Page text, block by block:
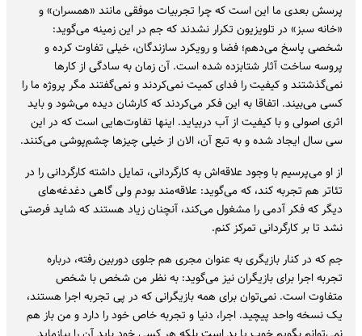
پرسش بعدی ما این است که چرا تجربیات موفقی مانند «همسران» و
«خانه سبز» در تلویزیون تکرار نشدند که جم در این زمینه می‌گوید:
شخصی پاسخ می‌دهم؛ فضا و رویکرد سازندگان، خیلی تفاوت کرده و
پروسه ساخت آثار شتابزده شده است. آن زمان به سادگی از کارها
نمی‌گذشتند و کیفیت را فدای کمیت نمی‌کردند و نمی‌گفتند مگر پروژه ما را
کسی می‌بیند. اتفاقا به این فکر می‌کردند که کارشان دیده می‌شود و باید
اثری اصولی و با کیفیت از آب دربیاید. اینها تفاوت‌هایی است که در این
سی سال ایجاد شده و به تبع آن، الان از خیلی چیزها چشم‌پوشی می‌کنند.
از او می‌پرسیم با وجود علاقه‌اش به کارگردانی، تمایل داشته کارگردانی را در
تئاتر هم تجربه کند، که می‌گوید: علاقه‌مند بودم ولی گاهی دغدغه‌های
دیگر که فکر آدمی را مشغول می‌کند، آنچنان زیاد هستند که شاید فرصتی
نشد تا بر کارگردانی تمرکز کنم.
جم که در کنار بازیگری به عنوان مجری هم جلوی دوربین رفته، درباره
تجربه اجرا برای بازیگران نیز می‌گوید: به نظر من شخص با شخص
متفاوت است. نمی‌توان برای همه بازیگرانی که در پی تجربه اجرا هستند،
یک نسخه واحد پیچید. اجرا، دنیا و تجربه خاص خود را دارد و من باز هم